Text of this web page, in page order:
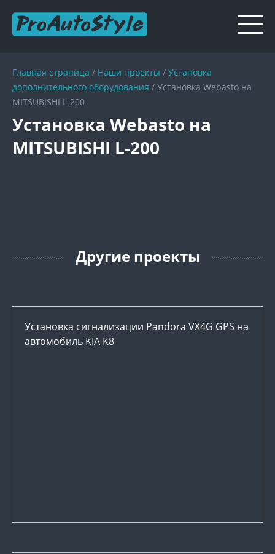
Главная страница / Наши проекты / Установка
дополнительного оборудования / Установка Webasto на
MITSUBISHI L-200
Установка Webasto на
MITSUBISHI L-200
Другие проекты
Установка сигнализации Pandora VX4G GPS на
автомобиль KIA K8